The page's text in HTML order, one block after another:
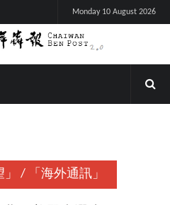
Monday 10 August 2026
/ 「海外通訊」